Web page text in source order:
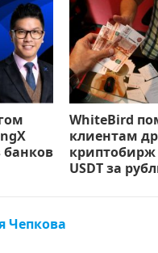
банков
WhiteBird
клиентам
криптобирж
USDT за
Чепкова